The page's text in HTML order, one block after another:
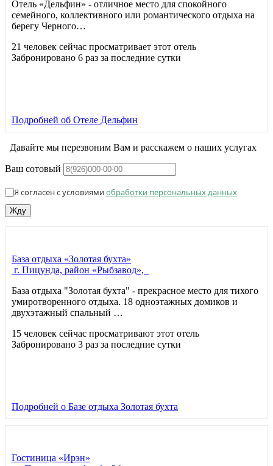
Отель «Дельфин» - отличное место для спокойного
семейного, коллективного или романтического отдыха на
берегу Черного…
21 человек сейчас просматривает этот отель
Забронировано 6 раз за последние сутки
Подробней об Отеле Дельфин
Давайте мы перезвоним Вам и расскажем о наших услугах
Ваш сотовый
Я согласен с условиямиобработки персональных данных
Жду
База отдыха «Золотая бухта»
г. Пицунда, район «Рыбзавод»,
База отдыха "Золотая бухта" - прекрасное место для тихого
умиротворенного отдыха. 18 одноэтажных домиков и
двухэтажный спальный …
15 человек сейчас просматривают этот отель
Забронировано 3 раз за последние сутки
Подробней о Базе отдыха Золотая бухта
Гостиница «Ирэн»